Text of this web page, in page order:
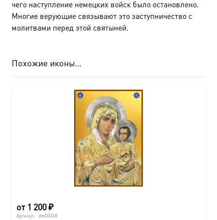
чего наступление немецких войск было остановлено.
Многие верующие связывают это заступничество с
молитвами перед этой святыней.
Похожие иконы…
от 1 200₽
Артикул: dm00248